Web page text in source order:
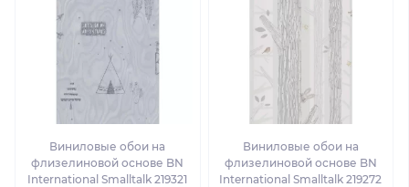
Виниловые обои на
флизелиновой основе BN
International Smalltalk 219321
Виниловые обои на
флизелиновой основе BN
International Smalltalk 219272